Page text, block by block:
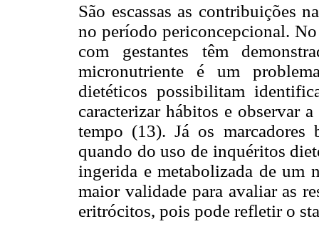
São escassas as contribuições
no período periconcepcional.
com gestantes têm
micronutriente é um
dietéticos possibilitam
caracterizar hábitos e observar
tempo (13). Já os marcadores
quando do uso de inquéritos
ingerida e metabolizada de um
maior validade para avaliar as
eritrócitos, pois pode refletir o